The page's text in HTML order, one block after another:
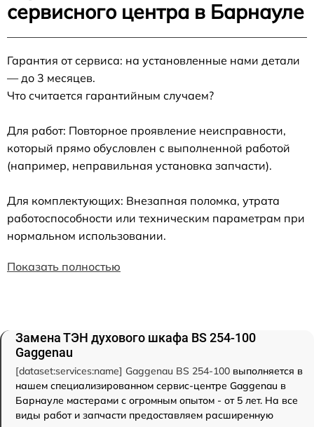
сервисного центра в Барнауле
Гарантия от сервиса: на установленные нами детали
— до 3 месяцев.
Что считается гарантийным случаем?
Для работ: Повторное проявление неисправности,
который прямо обусловлен с выполненной работой
(например, неправильная установка запчасти).
Для комплектующих: Внезапная поломка, утрата
работоспособности или техническим параметрам при
нормальном использовании.
Показать полностью
Замена ТЭН духового шкафа BS 254-100
Gaggenau
[dataset:services:name] Gaggenau BS 254-100 выполняется в
нашем специализированном сервис-центре Gaggenau в
Барнауле мастерами с огромным опытом - от 5 лет. На все
виды работ и запчасти предоставляем расширенную